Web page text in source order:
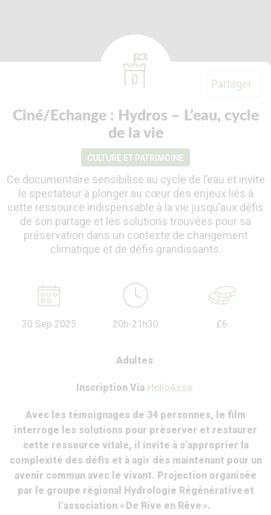
Ciné/Echange : Hydros – L’eau, cycle
de la vie
Partager
CULTURE ET PATRIMOINE
Ce documentaire sensibilise au cycle de l’eau et invite
le spectateur à plonger au cœur des enjeux liés à
cette ressource indispensable à la vie jusqu’aux défis
de son partage et les solutions trouvées pour sa
préservation dans un contexte de changement
climatique et de défis grandissants.
30 Sep 2025 20h-21h30 £6
Adultes
Inscription Via HelloAsso
Avec les témoignages de 34 personnes, le film
interroge les solutions pour préserver et restaurer
cette ressource vitale, il invite à s’approprier la
complexité des défis et à agir dès maintenant pour un
avenir commun avec le vivant. Projection organisée
par le groupe régional Hydrologie Régénérative et
l’association « De Rive en Rêve ».